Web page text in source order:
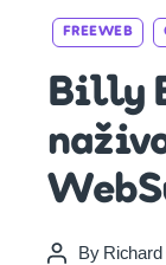
FREEWEB
Billy
PostBy